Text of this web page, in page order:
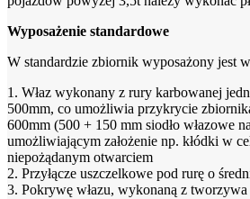
Wyposażenie standardowe
W standardzie zbiornik wyposażony jest
1. Właz wykonany z rury karbowanej
500mm, co umożliwia przykrycie
600mm (500 + 150 mm siodło włazowe
umożliwiającym założenie np. kłódki w
niepożądanym otwarciem
2. Przyłącze uszczelkowe pod rurę o
3. Pokrywę włazu, wykonaną z